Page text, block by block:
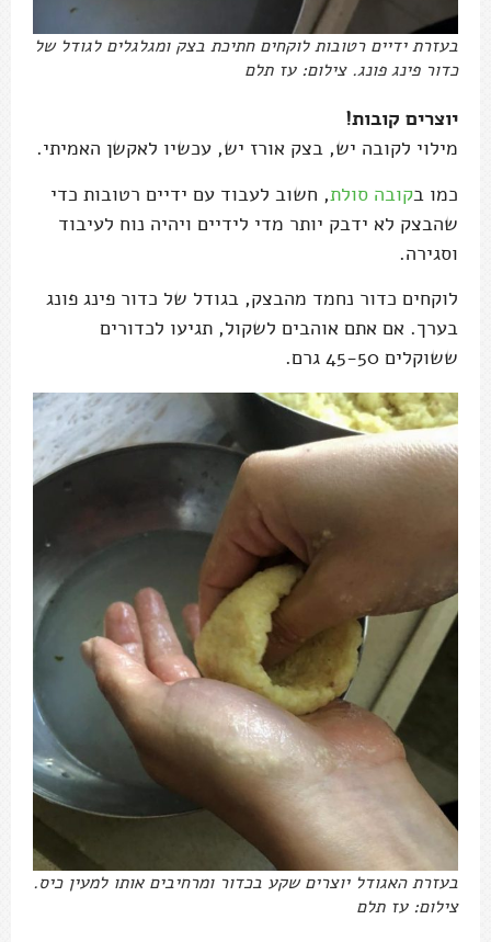
בעזרת ידיים רטובות לוקחים חתיכת בצק ומגלגלים לגודל של
כדור פינג פונג. צילום: עז תלם
יוצרים קובות!
מילוי לקובה יש, בצק אורז יש, עכשיו לאקשן האמיתי.
כמו בקובה סולת, חשוב לעבוד עם ידיים רטובות כדי
שהבצק לא ידבק יותר מדי לידיים ויהיה נוח לעיבוד
וסגירה.
לוקחים כדור נחמד מהבצק, בגודל של כדור פינג פונג
בערך. אם אתם אוהבים לשקול, תגיעו לכדורים
ששוקלים 45-50 גרם.
בעזרת האגודל יוצרים שקע בכדור ומרחיבים אותו למעין כיס.
צילום: עז תלם